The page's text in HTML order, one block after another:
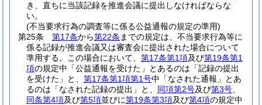
き、直ちに当該記録を推進会議に提出しなければならな
い。
(不当要求行為の調査等に係る公益通報の規定の準用)
第25条
第17条から第22条 までの規定は、不当要求行為等に
係る記録が推進会議又は審査会に提出された場合について
準用する。
この場合において、 第17条第1項及び第19条第1
項の規定中「公益通報を受けた」とあるのは「記録の提出
を受けた」と、 第17条第1項第1号中「なされた通報」とあ
るのは「なされた記録の提出」と、 同項第2号及び第3号
同条第4項及び第5項並びに第19条第3項及び第4項の規定中